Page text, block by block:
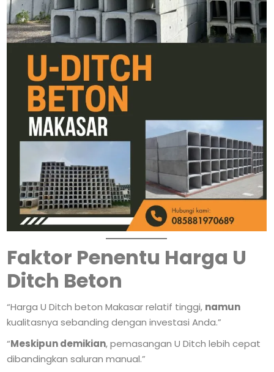
Faktor Penentu Harga U
Ditch Beton
“Harga U Ditch beton Makasar relatif tinggi, namun
kualitasnya sebanding dengan investasi Anda.”
“Meskipun demikian, pemasangan U Ditch lebih cepat
dibandingkan saluran manual.”